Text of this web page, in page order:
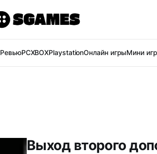
РевьюPCXBOXPlaystationОнлайн игрыМини
Выход второго